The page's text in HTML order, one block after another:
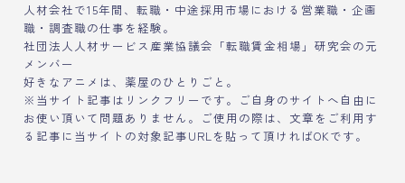
人材会社で15年間、転職・中途採用市場における営業職・企画
職・調査職の仕事を経験。
社団法人人材サービス産業協議会「転職賃金相場」研究会の元
メンバー
好きなアニメは、薬屋のひとりごと。
※当サイト記事はリンクフリーです。ご自身のサイトへ自由に
お使い頂いて問題ありません。ご使用の際は、文章をご利用す
る記事に当サイトの対象記事URLを貼って頂ければOKです。